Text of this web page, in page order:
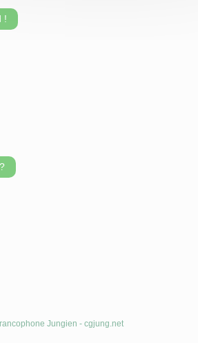
!
Jungien - cgjung.net